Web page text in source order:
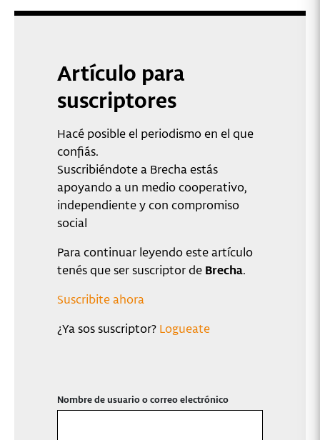
Artículo para
suscriptores
Hacé posible el periodismo en el que
confiás.
Suscribiéndote a Brecha estás
apoyando a un medio cooperativo,
independiente y con compromiso
social
Para continuar leyendo este artículo
tenés que ser suscriptor de Brecha.
Suscribite ahora
¿Ya sos suscriptor? Logueate
Nombre de usuario o correo electrónico